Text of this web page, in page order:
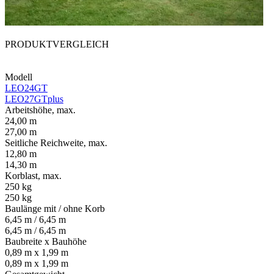
PRODUKTVERGLEICH
Modell
LEO24GT
LEO27GTplus
Arbeitshöhe, max.
24,00 m
27,00 m
Seitliche Reichweite, max.
12,80 m
14,30 m
Korblast, max.
250 kg
250 kg
Baulänge mit / ohne Korb
6,45 m / 6,45 m
6,45 m / 6,45 m
Baubreite x Bauhöhe
0,89 m x 1,99 m
0,89 m x 1,99 m